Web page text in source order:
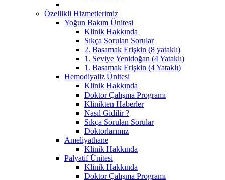
Özellikli Hizmetlerimiz
Yoğun Bakım Ünitesi
Klinik Hakkında
Sıkça Sorulan Sorular
2. Basamak Erişkin (8 yataklı)
1. Seviye Yenidoğan (4 Yataklı)
1. Basamak Erişkin (4 Yataklı)
Hemodiyaliz Ünitesi
Klinik Hakkında
Doktor Çalışma Programı
Klinikten Haberler
Nasıl Gidilir ?
Sıkça Sorulan Sorular
Doktorlarımız
Ameliyathane
Klinik Hakkında
Palyatif Ünitesi
Klinik Hakkında
Doktor Çalışma Programı